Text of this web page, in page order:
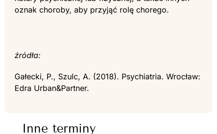
oznak choroby, aby przyjąć rolę chorego.
źródła:
Gałecki, P., Szulc, A. (2018). Psychiatria. Wrocław:
Edra Urban&Partner.
Inne terminy